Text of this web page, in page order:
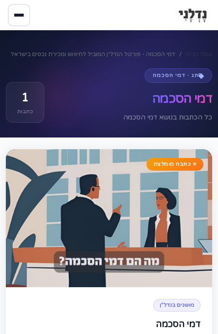
עמוד הבית דמי הסכמה - פורטל הנדל״ן המוביל לחיפוש ומכירת נכסים בישראל
תג · דמי הסכמה
דמי הסכמה
כל הכתבות בנושא דמי הסכמה
1
כתבות
⭐ כתבה מומלצת
מושגים בנדל"ן
דמי הסכמה